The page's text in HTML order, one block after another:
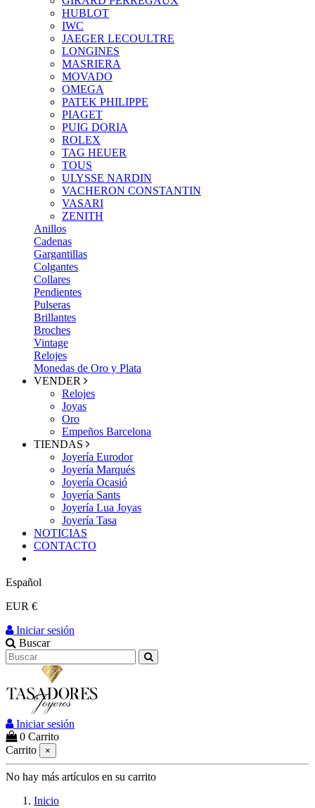
HUBLOT
IWC
JAEGER LECOULTRE
LONGINES
MASRIERA
MOVADO
OMEGA
PATEK PHILIPPE
PIAGET
PUIG DORIA
ROLEX
TAG HEUER
TOUS
ULYSSE NARDIN
VACHERON CONSTANTIN
VASARI
ZENITH
Anillos
Cadenas
Gargantillas
Colgantes
Collares
Pendientes
Pulseras
Brillantes
Broches
Vintage
Relojes
Monedas de Oro y Plata
VENDER
Relojes
Joyas
Oro
Empeños Barcelona
TIENDAS
Joyería Eurodor
Joyería Marqués
Joyería Ocasió
Joyería Sants
Joyería Lua Joyas
Joyería Tasa
NOTICIAS
CONTACTO
Español
EUR €
Iniciar sesión
Buscar
Iniciar sesión
0 Carrito
Carrito
×
No hay más artículos en su carrito
Inicio